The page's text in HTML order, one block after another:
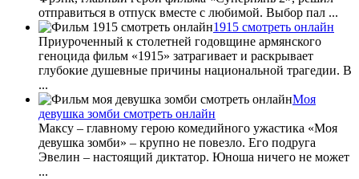
отправиться в отпуск вместе с любимой. Выбор пал ...
1915 смотреть онлайн
Приуроченный к столетней годовщине армянского
геноцида фильм «1915» затрагивает и раскрывает
глубокие душевные причины национальной трагедии. В
...
Моя
девушка зомби смотреть онлайн
Максу – главному герою комедийного ужастика «Моя
девушка зомби» – крупно не повезло. Его подруга
Эвелин – настоящий диктатор. Юноша ничего не может
...